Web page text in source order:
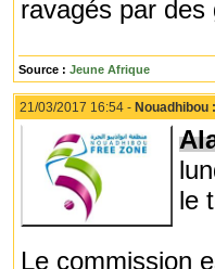
ravagés par
Source : Jeune Afrique
21/03/2017 16:54 -
le
Le commission